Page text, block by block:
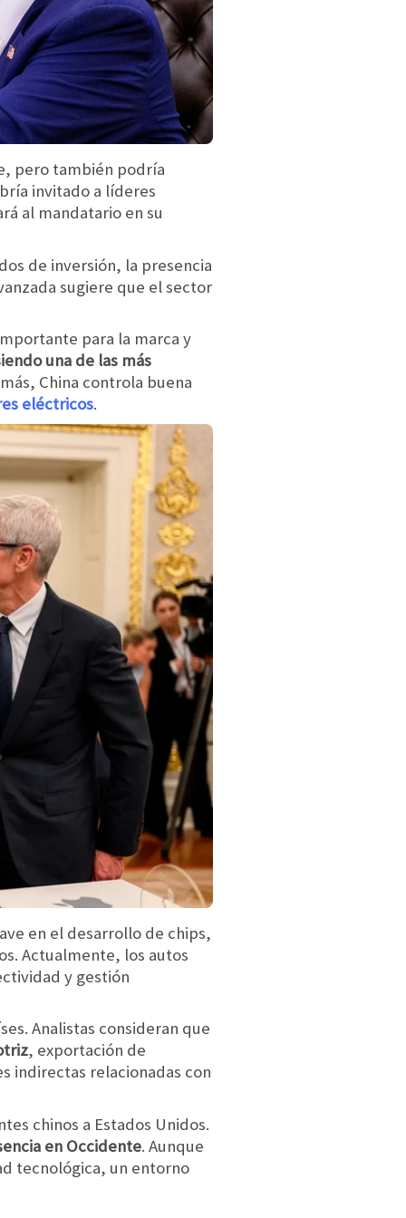
pero también podría
invitado a líderes
al mandatario en su
de inversión, la presencia
sugiere que el sector
para la marca y
una de las más
China controla buena
eléctricos.
en el desarrollo de chips,
Actualmente, los autos
y gestión
Analistas consideran que
, exportación de
indirectas relacionadas con
chinos a Estados Unidos.
en Occidente. Aunque
tecnológica, un entorno